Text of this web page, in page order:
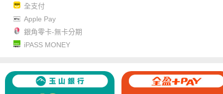
全支付
Apple Pay
銀角零卡-無卡分期
iPASS MONEY